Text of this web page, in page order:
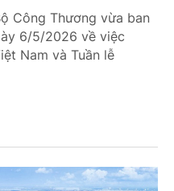
Công Thương vừa ban
6/5/2026 về việc
Nam và Tuần lễ